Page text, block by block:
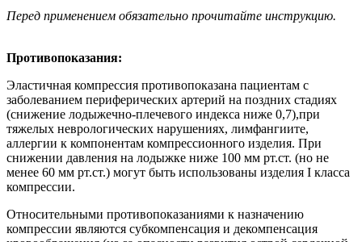
Перед применением обязательно прочитайте инструкцию.
Противопоказания:
Эластичная компрессия противопоказана пациентам с
заболеванием периферических артерий на поздних стадиях
(снижение лодыжечно-плечевого индекса ниже 0,7),при
тяжелых неврологических нарушениях, лимфангиите,
аллергии к компонентам компрессионного изделия. При
снижении давления на лодыжке ниже 100 мм рт.ст. (но не
менее 60 мм рт.ст.) могут быть использованы изделия I класса
компрессии.
Относительными противопоказаниями к назначению
компрессии являются субкомпенсация и декомпенсация